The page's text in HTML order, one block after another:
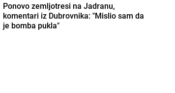
Ponovo zemljotresi na Jadranu,
komentari iz Dubrovnika: "Mislio sam da
je bomba pukla"